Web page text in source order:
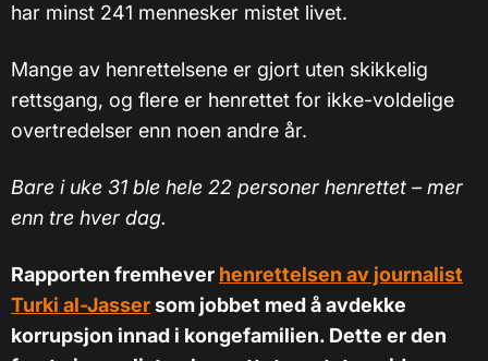
har minst 241 mennesker mistet livet.
Mange av henrettelsene er gjort uten skikkelig
rettsgang, og flere er henrettet for ikke-voldelige
overtredelser enn noen andre år.
Bare i uke 31 ble hele 22 personer henrettet – mer
enn tre hver dag.
Rapporten fremhever henrettelsen av journalist
Turki al-Jassersom jobbet med å avdekke
korrupsjon innad i kongefamilien. Dette er den